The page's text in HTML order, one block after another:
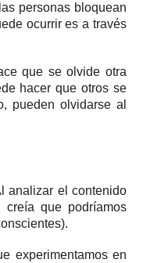
personas bloquean
ocurrir es a través
que se olvide otra
hacer que otros se
pueden olvidarse al
analizar el contenido
que podríamos
experimentamos en